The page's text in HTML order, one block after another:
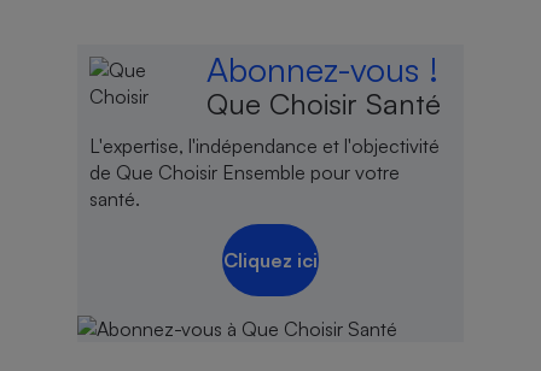
Abonnez-vous !
Que Choisir Santé
L'expertise, l'indépendance et l'objectivité
de Que Choisir Ensemble pour votre
santé.
Cliquez ici